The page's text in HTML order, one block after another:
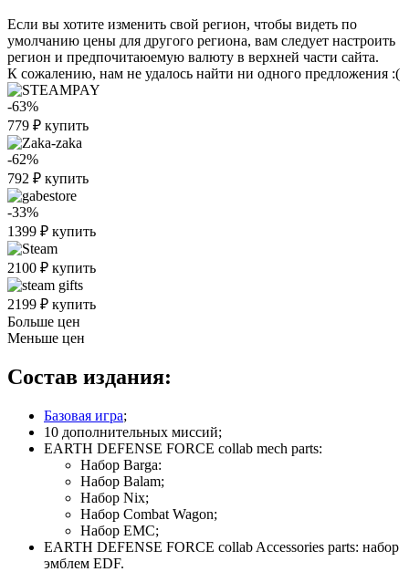
Если вы хотите изменить свой регион, чтобы видеть по
умолчанию цены для другого региона, вам следует настроить
регион и предпочитаюемую валюту в верхней части сайта.
К сожалению, нам не удалось найти ни одного предложения :(
-63%
779 ₽ купить
-62%
792 ₽ купить
-33%
1399 ₽ купить
2100 ₽ купить
2199 ₽ купить
Больше цен
Меньше цен
Состав издания:
Базовая игра;
10 дополнительных миссий;
EARTH DEFENSE FORCE collab mech parts:
Набор Barga:
Набор Balam;
Набор Nix;
Набор Combat Wagon;
Набор EMC;
EARTH DEFENSE FORCE collab Accessories parts: набор
эмблем EDF.